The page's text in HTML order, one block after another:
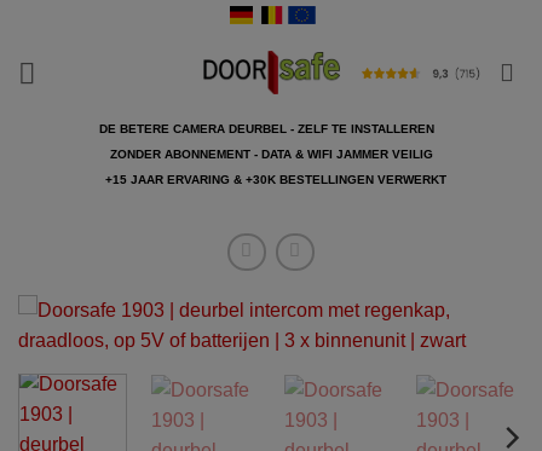
DE BETERE CAMERA DEURBEL - ZELF TE INSTALLEREN
ZONDER ABONNEMENT - DATA & WIFI JAMMER VEILIG
+15 JAAR ERVARING & +30K BESTELLINGEN VERWERKT